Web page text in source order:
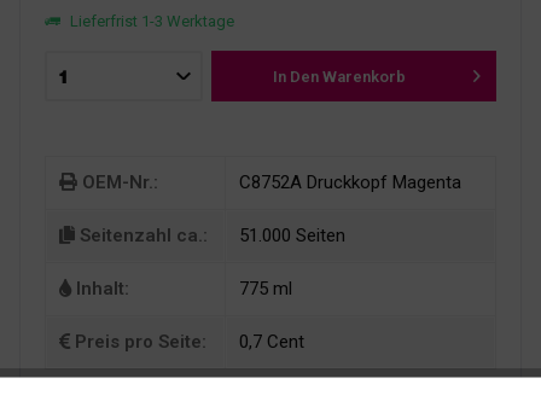
Lieferfrist 1-3 Werktage
In Den Warenkorb
OEM-Nr.: C8752A Druckkopf Magenta
Seitenzahl ca.: 51.000 Seiten
Inhalt: 775 ml
Preis pro Seite: 0,7 Cent